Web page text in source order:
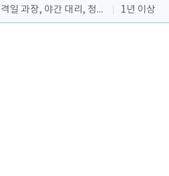
격일 과장, 야간 대리, 청소 이모
1년 이상